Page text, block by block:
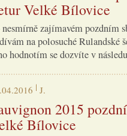
Velké Bílovice
nesmírně zajímavém pozdním
na polosuché Rulandské
hodnotím se dozvíte v
J.
2015
Bílovice